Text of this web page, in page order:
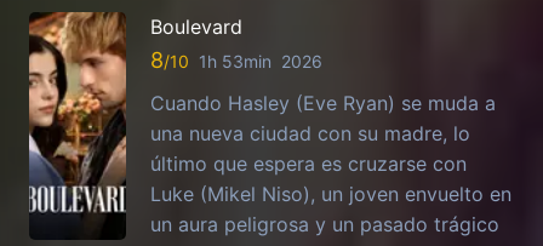
Boulevard
8 1h 53min 2026
Cuando Hasley (Eve Ryan) se muda a
una nueva ciudad con su madre, lo
último que espera es cruzarse con
Luke (Mikel Niso), un joven envuelto en
un aura peligrosa y un pasado trágico